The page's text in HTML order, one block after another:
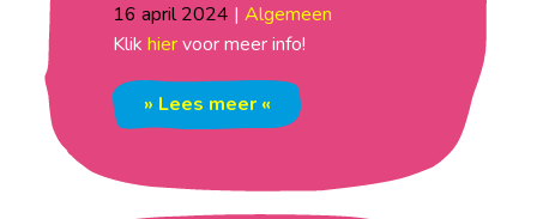
16 april 2024 | Algemeen
Klik hiervoor meer info!
» Lees meer «